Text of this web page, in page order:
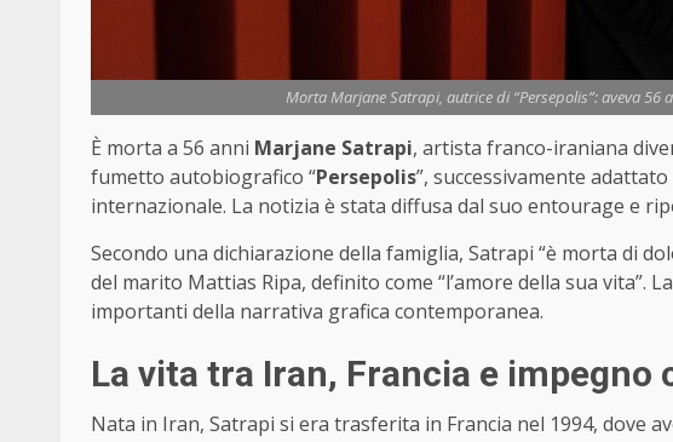
Morta Marjane Satrapi, autrice di “Persepolis”: aveva 56
È morta a 56 anni Marjane Satrapi, artista franco-iraniana
fumetto autobiografico “Persepolis”, successivamente
internazionale. La notizia è stata diffusa dal suo entourage e
Secondo una dichiarazione della famiglia, Satrapi “è morta di
del marito Mattias Ripa, definito come “l’amore della sua vita”.
importanti della narrativa grafica contemporanea.
La vita tra Iran, Francia e impegno
Nata in Iran, Satrapi si era trasferita in Francia nel 1994, dove